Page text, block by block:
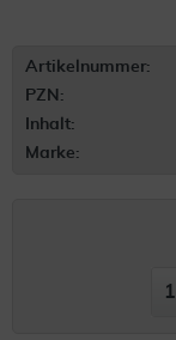
Artikelnummer:
PZN:
Inhalt:
Marke: